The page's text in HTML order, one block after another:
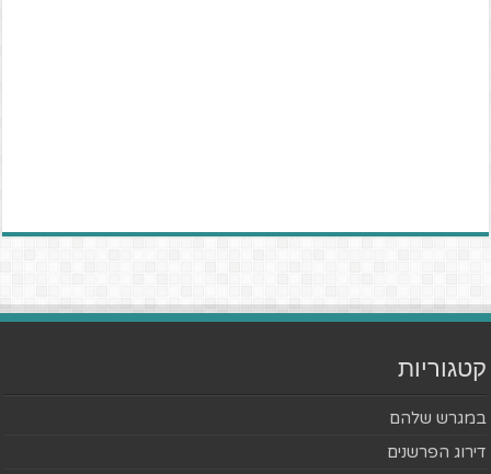
קטגוריות
במגרש שלהם
דירוג הפרשנים